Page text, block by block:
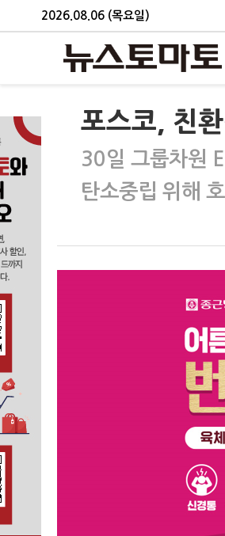
2026.08.06 (목요일)
포스코, 친
30일 그룹차원
탄소중립 위해